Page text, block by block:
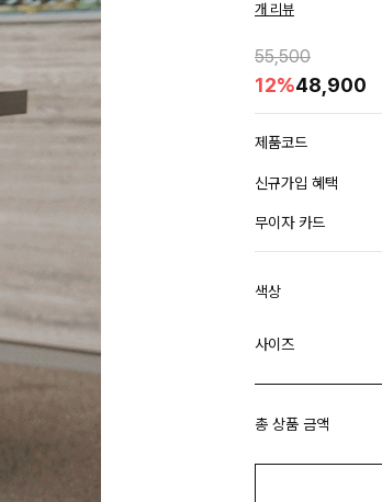
개 리뷰
55,500
12%48,900
제품코드
신규가입 혜택
무이자 카드
색상
사이즈
총 상품 금액